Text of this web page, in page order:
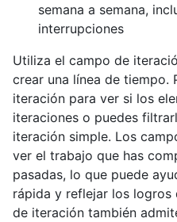
semana a semana,
interrupciones
Utiliza el campo de
crear una línea de tiempo.
iteración para ver si los
iteraciones o puedes
iteración simple. Los
ver el trabajo que has
pasadas, lo que puede
rápida y reflejar los
de iteración también